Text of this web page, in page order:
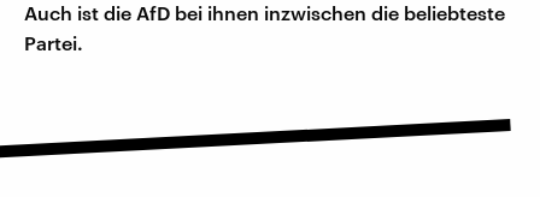
Auch ist die AfD bei ihnen inzwischen die beliebteste
Partei.